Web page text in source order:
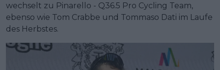
wechselt zu Pinarello - Q36.5 Pro Cycling Team,
ebenso wie Tom Crabbe und Tommaso Dati im Laufe
des Herbstes.